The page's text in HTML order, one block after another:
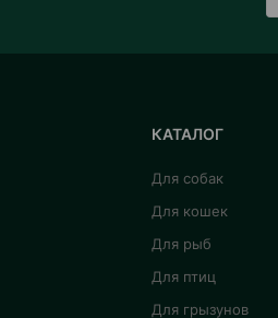
КАТАЛОГ
Для собак
Для кошек
Для рыб
Для птиц
Для грызунов